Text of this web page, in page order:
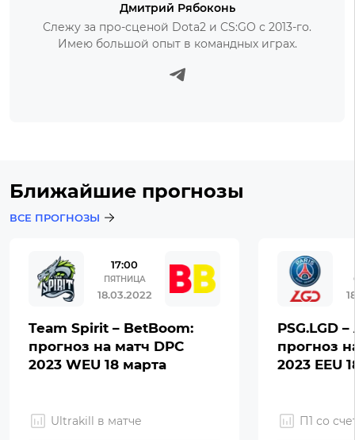
Дмитрий Рябоконь
Слежу за про-сценой Dota2 и CS:GO с 2013-го.
Имею большой опыт в командных играх.
Ближайшие прогнозы
ВСЕ ПРОГНОЗЫ
17:00
ПЯТНИЦА
18.03.2022
Team Spirit – BetBoom:
прогноз на матч DPC
2023 WEU 18 марта
Ultrakill в матче
PSG.LGD
прогноз
2023 EEU
П1 со